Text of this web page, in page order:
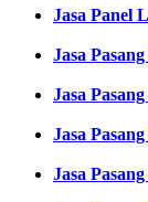
Jasa Panel
Jasa
Jasa
Jasa
Jasa